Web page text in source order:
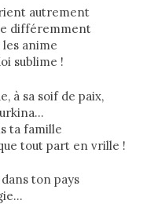
autrement
différemment
anime
sublime !
à sa soif de paix,
ta famille
tout part en vrille !
ton pays